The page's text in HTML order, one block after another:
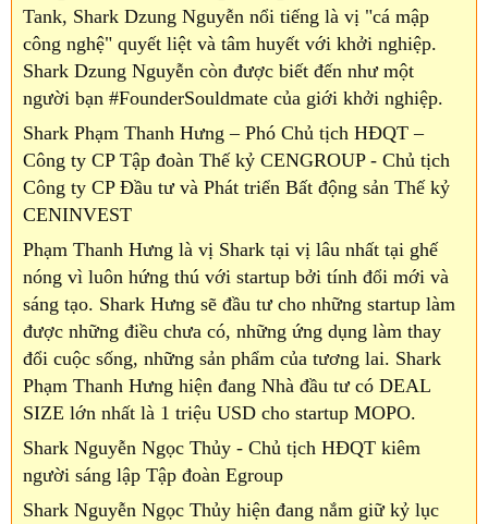
Tank, Shark Dzung Nguyễn nổi tiếng là vị "cá mập
công nghệ" quyết liệt và tâm huyết với khởi nghiệp.
Shark Dzung Nguyễn còn được biết đến như một
người bạn #FounderSouldmate của giới khởi nghiệp.
Shark Phạm Thanh Hưng – Phó Chủ tịch HĐQT –
Công ty CP Tập đoàn Thế kỷ CENGROUP - Chủ tịch
Công ty CP Đầu tư và Phát triển Bất động sản Thế kỷ
CENINVEST
Phạm Thanh Hưng là vị Shark tại vị lâu nhất tại ghế
nóng vì luôn hứng thú với startup bởi tính đổi mới và
sáng tạo. Shark Hưng sẽ đầu tư cho những startup làm
được những điều chưa có, những ứng dụng làm thay
đổi cuộc sống, những sản phẩm của tương lai. Shark
Phạm Thanh Hưng hiện đang Nhà đầu tư có DEAL
SIZE lớn nhất là 1 triệu USD cho startup MOPO.
Shark Nguyễn Ngọc Thủy - Chủ tịch HĐQT kiêm
người sáng lập Tập đoàn Egroup
Shark Nguyễn Ngọc Thủy hiện đang nắm giữ kỷ lục